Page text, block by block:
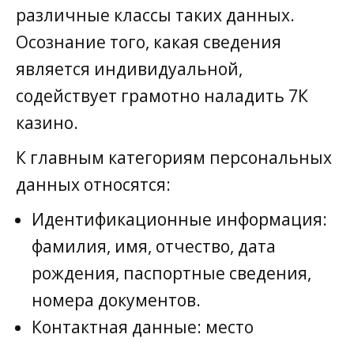
различные классы таких данных.
Осознание того, какая сведения
является индивидуальной,
содействует грамотно наладить 7К
казино.
К главным категориям персональных
данных относятся:
Идентификационные информация:
фамилия, имя, отчество, дата
рождения, паспортные сведения,
номера документов.
Контактная данные: место